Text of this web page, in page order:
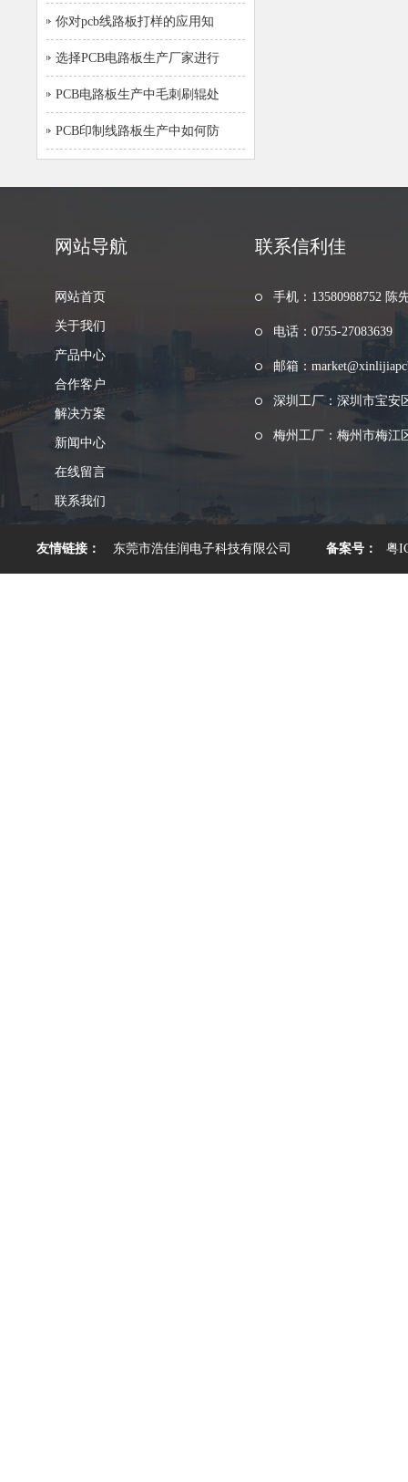
你对pcb线路板打样的应用知
选择PCB电路板生产厂家进行
PCB电路板生产中毛刺刷辊处
PCB印制线路板生产中如何防
网站导航
网站首页
关于我们
产品中心
合作客户
解决方案
新闻中心
在线留言
联系我们
联系信利佳
手机：13580988752 陈
电话：0755-27083639
邮箱：
深圳工厂：深圳市宝安
梅州工厂：梅州市梅江
友情链接： 东莞市浩佳润电子科技有限公司 备案号： 粤